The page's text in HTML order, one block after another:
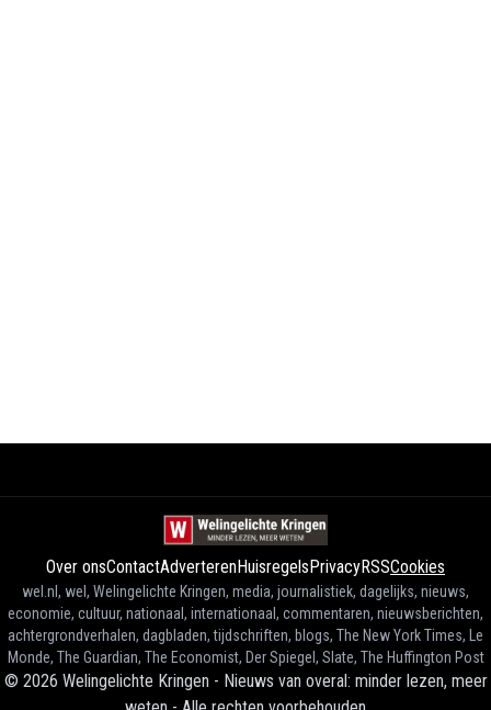
Over onsContactAdverterenHuisregelsPrivacyRSSCookies
wel.nl, wel, Welingelichte Kringen, media, journalistiek, dagelijks, nieuws,
economie, cultuur, nationaal, internationaal, commentaren, nieuwsberichten,
achtergrondverhalen, dagbladen, tijdschriften, blogs, The New York Times, Le
Monde, The Guardian, The Economist, Der Spiegel, Slate, The Huffington Post
© 2026 Welingelichte Kringen - Nieuws van overal: minder lezen, meer